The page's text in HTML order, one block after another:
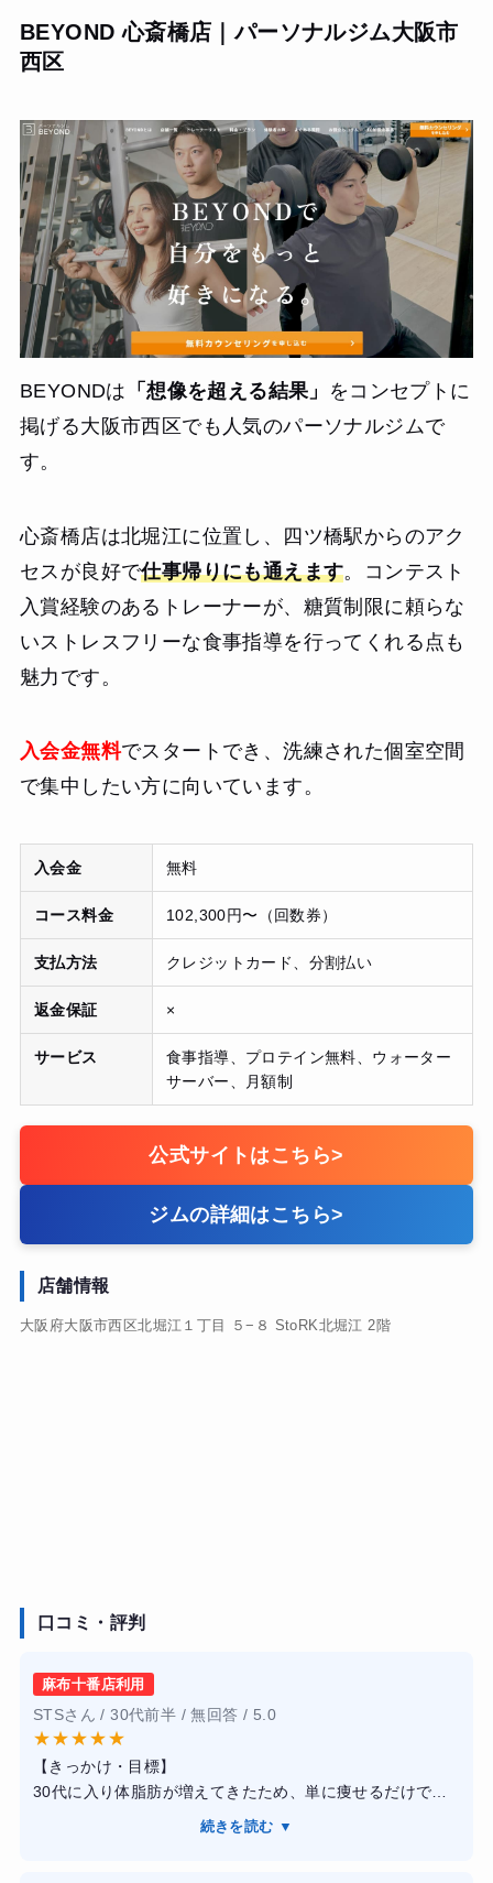
BEYOND 心斎橋店｜パーソナルジム大阪市
西区
BEYONDは 「想像を超える結果」
をコンセプトに
掲げる大阪市西区でも人気のパーソナルジムで
す。
心斎橋店は北堀江に位置し、四ツ橋駅からのアク
セスが良好で仕事帰りにも通えます。コンテスト
入賞経験のあるトレーナーが、糖質制限に頼らな
いストレスフリーな食事指導を行ってくれる点も
魅力です。
入会金無料でスタートでき、洗練された個室空間
で集中したい方に向いています。
入会金 無料
コース料金 102,300円〜（回数券）
支払方法 クレジットカード、分割払い
返金保証 ×
サービス
食事指導、プロテイン無料、ウォーター
サーバー、月額制
公式サイトはこちら>
ジムの詳細はこちら>
店舗情報
大阪府大阪市西区北堀江１丁目 ５−８ StoRK北堀江 2階
口コミ・評判
麻布十番店利用
STSさん / 30代前半 / 無回答 / 5.0
★★★★★
【きっかけ・目標】
30代に入り体脂肪が増えてきたため、単に痩せるだけでな
く、筋肉をつけてカッコいい体になりたいと思い入会しま
続きを読む ▼